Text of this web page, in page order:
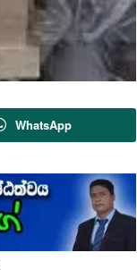
WhatsApp